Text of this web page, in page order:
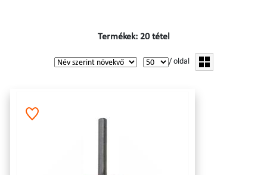
Termékek: 20 tétel
/ oldal